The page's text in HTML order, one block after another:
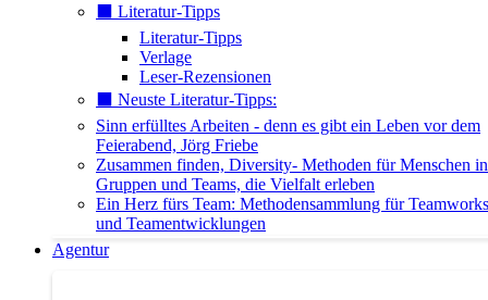
⬛️ Literatur-Tipps
Literatur-Tipps
Verlage
Leser-Rezensionen
⬛️ Neuste Literatur-Tipps:
Sinn erfülltes Arbeiten - denn es gibt ein Leben vor dem
Feierabend, Jörg Friebe
Zusammen finden, Diversity- Methoden für Menschen in
Gruppen und Teams, die Vielfalt erleben
Ein Herz fürs Team: Methodensammlung für
und Teamentwicklungen
Agentur